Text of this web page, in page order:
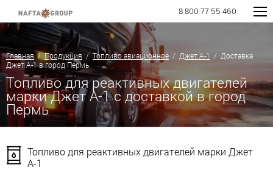
8 800 77 55 460
Главная/Продукция/Топливо авиационное / Джет А-1
/ Доставка
Джет А-1 в город Пермь
Топливо для реактивных двигателей
марки Джет А-1 с доставкой в город
Пермь
Топливо для реактивных двигателей марки Джет
А-1